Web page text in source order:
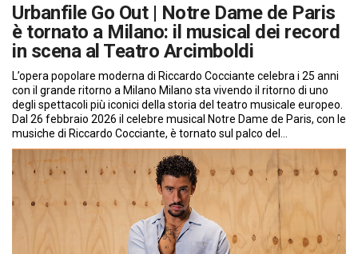
Urbanfile Go Out | Notre Dame de Paris
è tornato a Milano: il musical dei record
in scena al Teatro Arcimboldi
L’opera popolare moderna di Riccardo Cocciante celebra i 25 anni
con il grande ritorno a Milano Milano sta vivendo il ritorno di uno
degli spettacoli più iconici della storia del teatro musicale europeo.
Dal 26 febbraio 2026 il celebre musical Notre Dame de Paris, con le
musiche di Riccardo Cocciante, è tornato sul palco del…